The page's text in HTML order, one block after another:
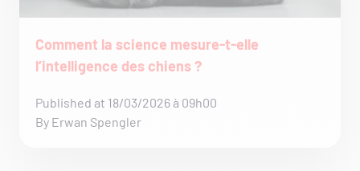
Comment la science mesure-t-elle
l’intelligence des chiens ?
Published at 18/03/2026 à 09h00
By Erwan Spengler